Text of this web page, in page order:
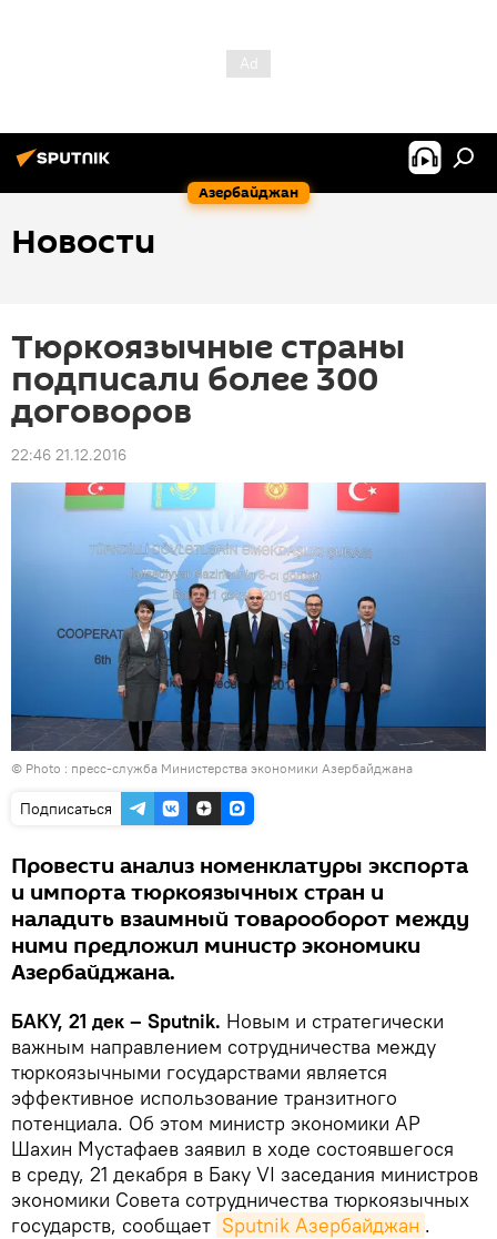
Азербайджан
Новости
Тюркоязычные страны
подписали более 300
договоров
22:46 21.12.2016
© Photo : пресс-служба Министерства экономики Азербайджана
Подписаться
Провести анализ номенклатуры экспорта
и импорта тюркоязычных стран и
наладить взаимный товарооборот между
ними предложил министр экономики
Азербайджана.
БАКУ, 21 дек – Sputnik. Новым и стратегически
важным направлением сотрудничества между
тюркоязычными государствами является
эффективное использование транзитного
потенциала. Об этом министр экономики АР
Шахин Мустафаев заявил в ходе состоявшегося
в среду, 21 декабря в Баку VI заседания министров
экономики Совета сотрудничества тюркоязычных
государств, сообщает Sputnik Азербайджан .